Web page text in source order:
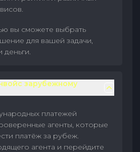
вы сможете выбрать
для вашей задачи,
деньги.
зарубежному
платежей
агенты, которые
платёж за рубеж.
агента и перейдите